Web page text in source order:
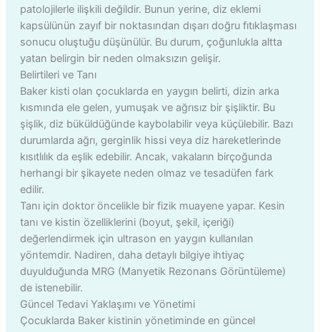
patolojilerle ilişkili değildir. Bunun yerine, diz eklemi
kapsülünün zayıf bir noktasından dışarı doğru fıtıklaşması
sonucu oluştuğu düşünülür. Bu durum, çoğunlukla altta
yatan belirgin bir neden olmaksızın gelişir.
Belirtileri ve Tanı
Baker kisti olan çocuklarda en yaygın belirti, dizin arka
kısmında ele gelen, yumuşak ve ağrısız bir şişliktir. Bu
şişlik, diz büküldüğünde kaybolabilir veya küçülebilir. Bazı
durumlarda ağrı, gerginlik hissi veya diz hareketlerinde
kısıtlılık da eşlik edebilir. Ancak, vakaların birçoğunda
herhangi bir şikayete neden olmaz ve tesadüfen fark
edilir.
Tanı için doktor öncelikle bir fizik muayene yapar. Kesin
tanı ve kistin özelliklerini (boyut, şekil, içeriği)
değerlendirmek için ultrason en yaygın kullanılan
yöntemdir. Nadiren, daha detaylı bilgiye ihtiyaç
duyulduğunda MRG (Manyetik Rezonans Görüntüleme)
de istenebilir.
Güncel Tedavi Yaklaşımı ve Yönetimi
Çocuklarda Baker kistinin yönetiminde en güncel